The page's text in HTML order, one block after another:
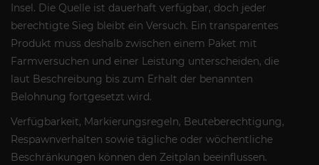
Insel. Die Quelle ist dauerhaft verfügbar, doch jeder
berechtigte Sieg bleibt ein Versuch. Ein transparentes
Produkt muss deshalb zwischen einem Paket mit
Farmversuchen und einer Leistung unterscheiden, die
laut Beschreibung bis zum Erhalt der benannten
Belohnung fortgesetzt wird.
Verfügbarkeit, Markierungsregeln, Beuteberechtigung,
Respawnverhalten sowie tägliche oder wöchentliche
Beschränkungen können den Zeitplan beeinflussen.